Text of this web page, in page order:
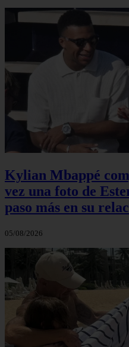
Kylian Mbappé
vez una foto de
paso más en su
05/08/2026